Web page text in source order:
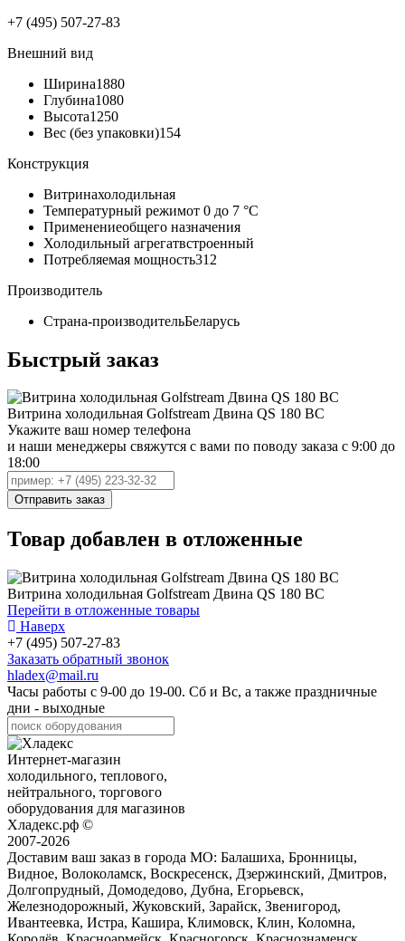
+7 (495) 507-27-83
Внешний вид
Ширина1880
Глубина1080
Высота1250
Вес (без упаковки)154
Конструкция
Витринахолодильная
Температурный режимот 0 до 7 °C
Применениеобщего назначения
Холодильный агрегатвстроенный
Потребляемая мощность312
Производитель
Страна-производительБеларусь
Быстрый заказ
Витрина холодильная Golfstream Двина QS 180 ВС
Укажите ваш номер телефона
и наши менеджеры свяжутся с вами по поводу заказа с 9:00 до
18:00
Товар добавлен в отложенные
Витрина холодильная Golfstream Двина QS 180 ВС
Перейти в отложенные товары
Наверх
+7 (495) 507-27-83
Заказать обратный звонок
hladex@mail.ru
Часы работы с 9-00 до 19-00. Сб и Вс, а также праздничные
дни - выходные
Интернет-магазин
холодильного, теплового,
нейтрального, торгового
оборудования для магазинов
Хладекс.рф ©
2007-2026
Доставим ваш заказ в города МО: Балашиха, Бронницы,
Видное, Волоколамск, Воскресенск, Дзержинский, Дмитров,
Долгопрудный, Домодедово, Дубна, Егорьевск,
Железнодорожный, Жуковский, Зарайск, Звенигород,
Ивантеевка, Истра, Кашира, Климовск, Клин, Коломна,